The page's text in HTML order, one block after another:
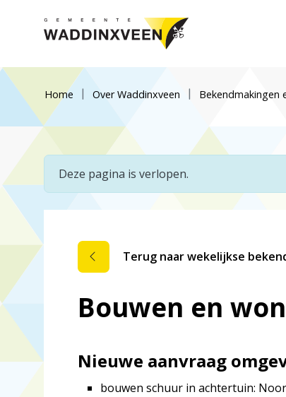
Home Over Waddinxveen Bekendmakingen
Deze pagina is verlopen.
Terug naar wekelijkse
Bouwen en
Nieuwe aanvraag
bouwen schuur in achtertuin: